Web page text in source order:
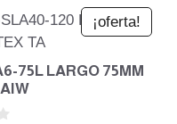
¡oferta!
75L LARGO 75MM